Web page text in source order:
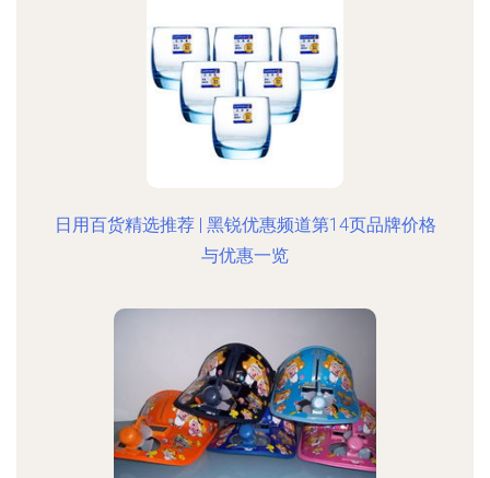
日用百货精选推荐 | 黑锐优惠频道第14页品牌价格
与优惠一览